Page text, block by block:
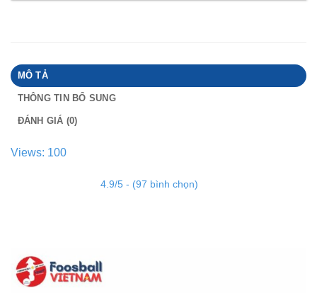
MÔ TẢ
THÔNG TIN BỔ SUNG
ĐÁNH GIÁ (0)
Views: 100
4.9/5 - (97 bình chọn)